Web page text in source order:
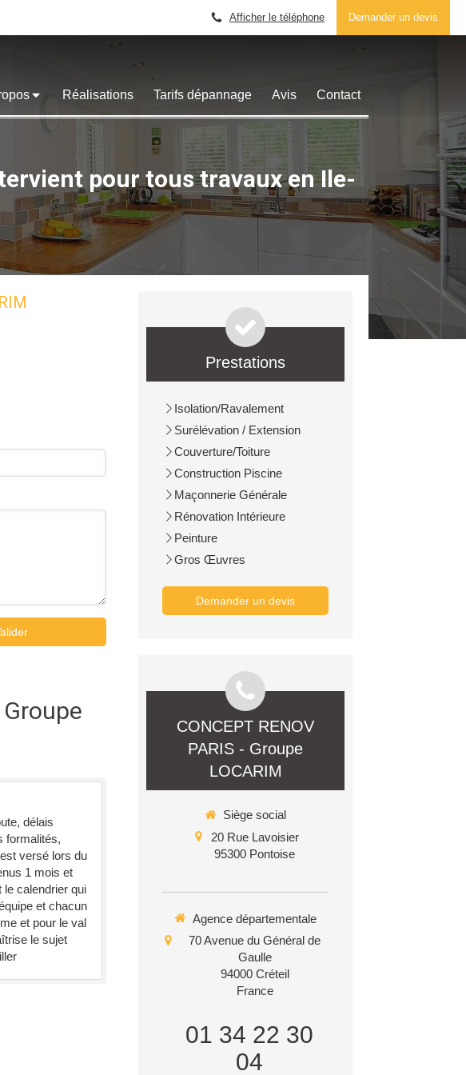
Demander un devis
Afficher le téléphone
Réalisations Tarifs dépannage Avis Contact
pour tous travaux en Ile-
délais
formalités,
versé lors du
1 mois et
le calendrier qui
et chacun
et pour le val
le sujet
Prestations
Isolation/Ravalement
Surélévation / Extension
Couverture/Toiture
Construction Piscine
Maçonnerie Générale
Rénovation Intérieure
Peinture
Gros Œuvres
Demander un devis
CONCEPT RENOV
PARIS - Groupe
LOCARIM
Siège social
20 Rue Lavoisier
95300 Pontoise
Agence départementale
70 Avenue du Général de
Gaulle
94000 Créteil
France
01 34 22 30
04